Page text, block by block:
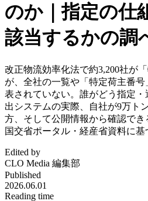
のか｜指定の仕
該当するかの調
改正物流効率化法で約3,200社が
が、全社の一覧や「特定荷主番
表されていない。誰がどう指定・
出システムの実際、自社が9万ト
方、そして公開情報から確認でき
国交省ポータル・経産省資料に基
Edited by
CLO Media 編集部
Published
2026.06.01
Reading time